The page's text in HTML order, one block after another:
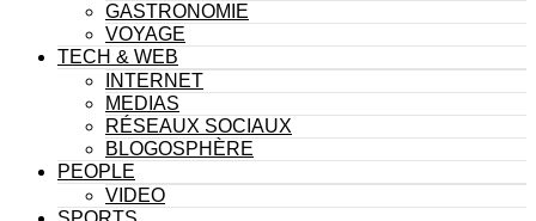
GASTRONOMIE
VOYAGE
TECH & WEB
INTERNET
MEDIAS
RÉSEAUX SOCIAUX
BLOGOSPHÈRE
PEOPLE
VIDEO